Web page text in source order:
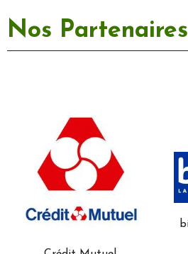
Nos Partenaires
biocoop Coudekerque-